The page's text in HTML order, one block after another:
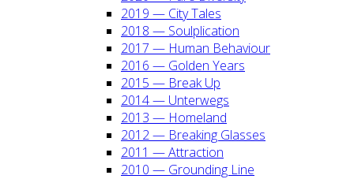
2019 — City Tales
2018 — Soul­pli­ca­ti­on
2017 — Human Beha­viour
2016 — Gol­den Years
2015 — Break Up
2014 — Unter­wegs
2013 — Home­land
2012 — Brea­king Glas­ses
2011 — Attrac­tion
2010 — Groun­ding Line